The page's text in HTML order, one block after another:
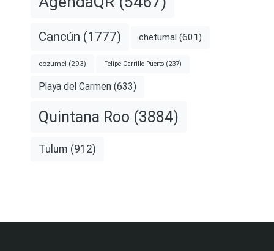
Cancún (1777) chetumal (601)
cozumel (293) Felipe Carrillo Puerto (237)
Playa del Carmen (633)
Quintana Roo (3884)
Tulum (912)